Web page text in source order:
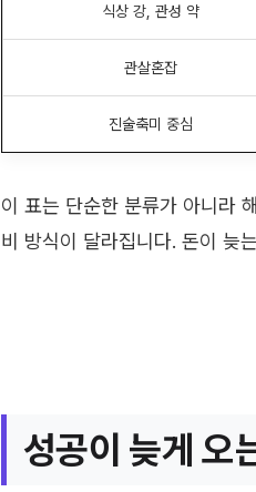
식상 강, 관성 약
관살혼잡
진술축미 중심
이 표는 단순한 분류가 아니라
비 방식이 달라집니다. 돈이 늦
성공이 늦게 오